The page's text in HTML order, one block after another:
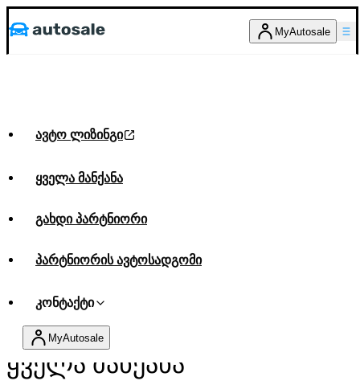
MyAutosale
ავტო ლიზინგი
ყველა მანქანა
გახდი პარტნიორი
პარტნიორის ავტოსადგომი
კონტაქტი
MyAutosale
ყველა მანქანა